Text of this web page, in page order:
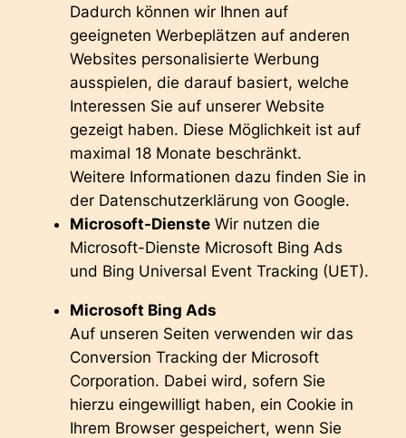
Dadurch können wir Ihnen auf
geeigneten Werbeplätzen auf anderen
Websites personalisierte Werbung
ausspielen, die darauf basiert, welche
Interessen Sie auf unserer Website
gezeigt haben. Diese Möglichkeit ist auf
maximal 18 Monate beschränkt.
Weitere Informationen dazu finden Sie in
der Datenschutzerklärung von Google.
Microsoft-Dienste Wir nutzen die
Microsoft-Dienste Microsoft Bing Ads
und Bing Universal Event Tracking (UET).
Microsoft Bing Ads
Auf unseren Seiten verwenden wir das
Conversion Tracking der Microsoft
Corporation. Dabei wird, sofern Sie
hierzu eingewilligt haben, ein Cookie in
Ihrem Browser gespeichert, wenn Sie